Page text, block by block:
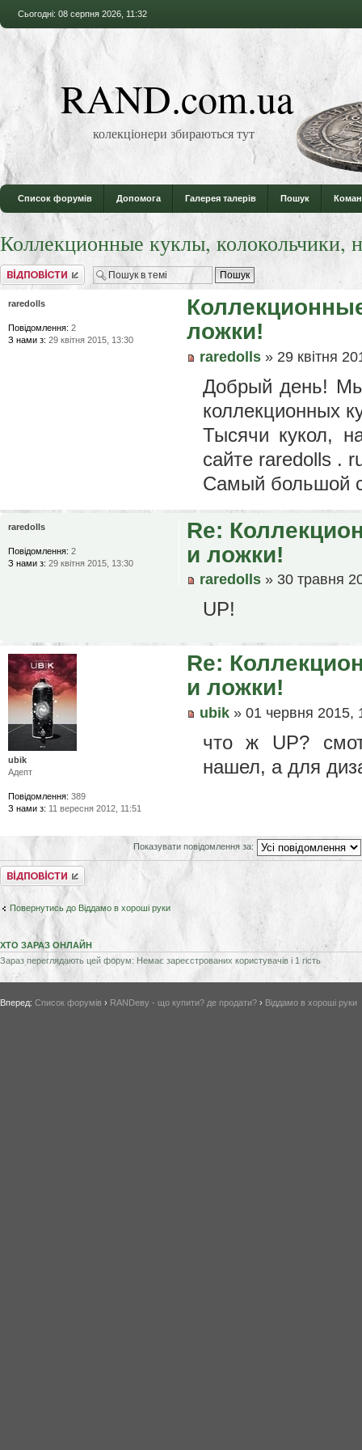
Сьогодні: 08 серпня 2026, 11:32
RAND.com.ua
колекціонери збираються тут
Список форумів Допомога Галерея талерів Пошук
Коллекционные куклы, колокольчики,
Відповісти
ложки!
raredolls» 29 квітня
Добрый день!
коллекционных
Тысячи кукол,
сайте raredolls .
Самый большой
raredolls
Повідомлення: 2
З нами з: 29 квітня 2015, 13:30
Re:
и ложки!
raredolls» 30 травня
UP!
raredolls
Повідомлення: 2
З нами з: 29 квітня 2015, 13:30
Re:
и ложки!
ubik» 01 червня 2015,
что ж UP?
нашел, а для
ubik
Адепт
Повідомлення: 389
З нами з: 11 вересня 2012, 11:51
Показувати повідомлення за:
Відповісти
Повернутись до Віддамо в хороші руки
ХТО ЗАРАЗ ОНЛАЙН
Зараз переглядають цей форум: Немає зареєстрованих користувачів і 1 гість
Вперед: Список форумів › RANDеву - що купити? де продати? › Віддамо в хороші руки